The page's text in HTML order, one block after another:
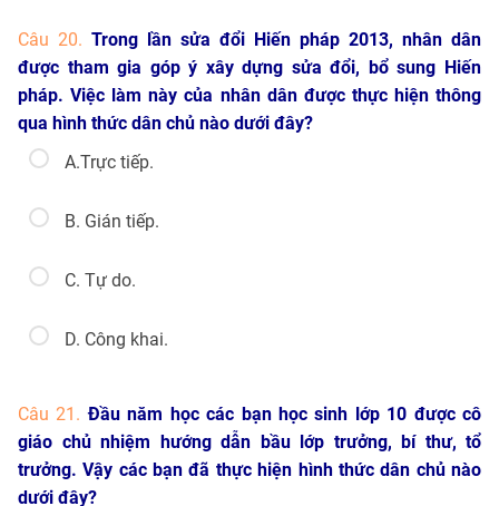
Câu 20. Trong lần sửa đổi Hiến pháp 2013, nhân dân
được tham gia góp ý xây dựng sửa đổi, bổ sung Hiến
pháp. Việc làm này của nhân dân được thực hiện thông
qua hình thức dân chủ nào dưới đây?
A.Trực tiếp.
B. Gián tiếp.
C. Tự do.
D. Công khai.
Câu 21.Đầu năm học các bạn học sinh lớp 10 được cô
giáo chủ nhiệm hướng dẫn bầu lớp trưởng, bí thư, tổ
trưởng. Vậy các bạn đã thực hiện hình thức dân chủ nào
dưới đây?